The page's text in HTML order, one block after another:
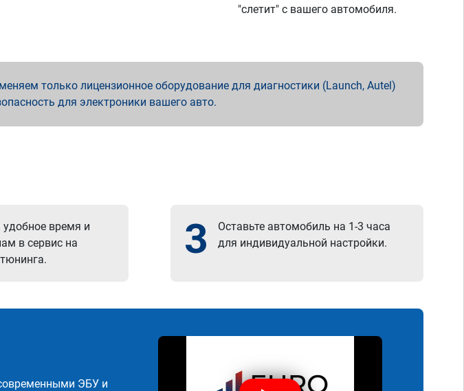
"слетит" с вашего автомобиля.
только лицензионное оборудование для диагностики (Launch, Autel)
для электроники вашего авто.
время и
в сервис на
3
Оставьте автомобиль на 1-3 часа
для индивидуальной настройки.
ЭБУ и